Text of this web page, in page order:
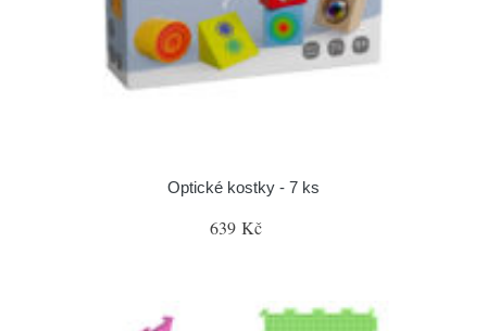
Optické kostky - 7 ks
639 Kč